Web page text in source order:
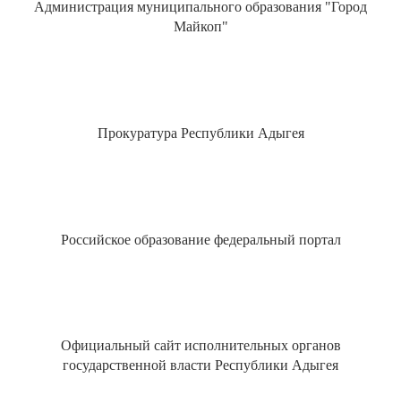
Администрация муниципального образования "Город
Майкоп"
Прокуратура Республики Адыгея
Российское образование федеральный портал
Официальный сайт исполнительных органов
государственной власти Республики Адыгея